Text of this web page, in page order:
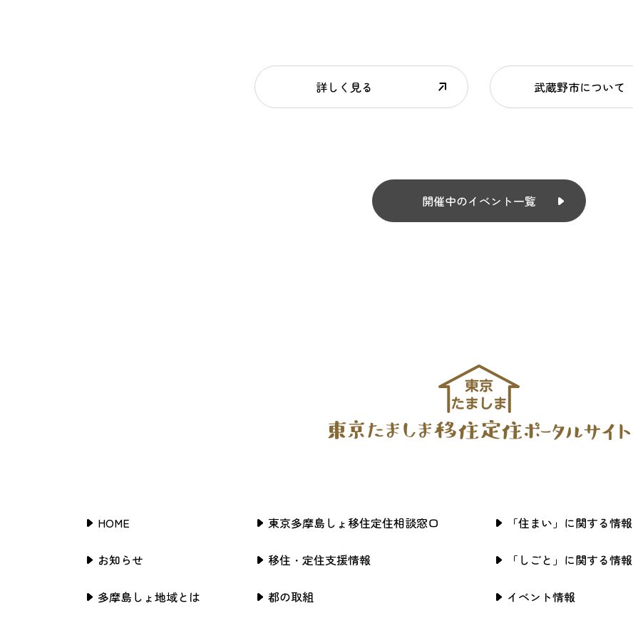
詳しく見る 武蔵野市について
開催中のイベント一覧
HOME
お知らせ
多摩島しょ地域とは
東京多摩島しょ移住定住相談窓口
移住・定住支援情報
都の取組
「住まい」に関する情報
「しごと」に関する情報
イベント情報